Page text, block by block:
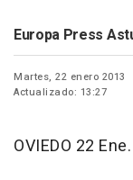
Europa Press
Martes, 22 enero 2013
Actualizado: 13:27
OVIEDO 22